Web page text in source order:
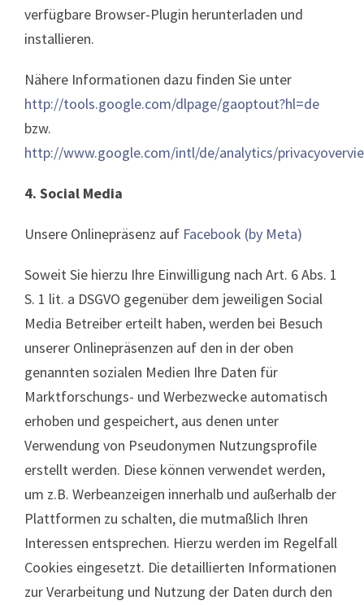
verfügbare Browser-Plugin herunterladen und
installieren.
Nähere Informationen dazu finden Sie unter
http://tools.google.com/dlpage/gaoptout?hl=de
bzw.
http://www.google.com/intl/de/analytics/
4. Social Media
Unsere Onlinepräsenz auf Facebook (by Meta)
Soweit Sie hierzu Ihre Einwilligung nach Art. 6 Abs. 1
S. 1 lit. a DSGVO gegenüber dem jeweiligen Social
Media Betreiber erteilt haben, werden bei Besuch
unserer Onlinepräsenzen auf den in der oben
genannten sozialen Medien Ihre Daten für
Marktforschungs- und Werbezwecke automatisch
erhoben und gespeichert, aus denen unter
Verwendung von Pseudonymen Nutzungsprofile
erstellt werden. Diese können verwendet werden,
um z.B. Werbeanzeigen innerhalb und außerhalb der
Plattformen zu schalten, die mutmaßlich Ihren
Interessen entsprechen. Hierzu werden im Regelfall
Cookies eingesetzt. Die detaillierten Informationen
zur Verarbeitung und Nutzung der Daten durch den